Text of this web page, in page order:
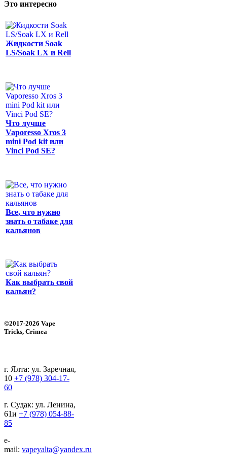
Это интересно
Жидкости Soak
LS/Soak LX и Rell
Что лучше
Vaporesso Xros 3
mini Pod kit или
Vinci Pod SE?
Все, что нужно
знать о табаке для
кальянов
Как выбрать свой
кальян?
©2017-2026 Vape
Tricks, Crimea
г. Ялта: ул. Заречная,
10 +7 (978) 304-17-
60
г. Судак: ул. Ленина,
61и +7 (978) 054-88-
85
e-
mail: vapeyalta@yandex.ru